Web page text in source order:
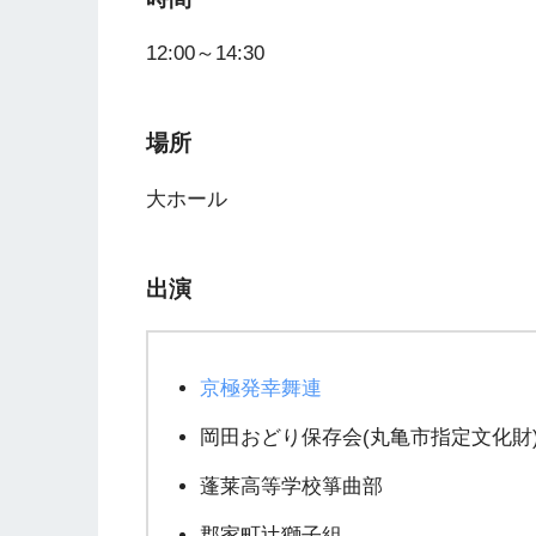
12:00～14:30
場所
大ホール
出演
京極発幸舞連
岡田おどり保存会(丸亀市指定文化
蓬莱高等学校箏曲部